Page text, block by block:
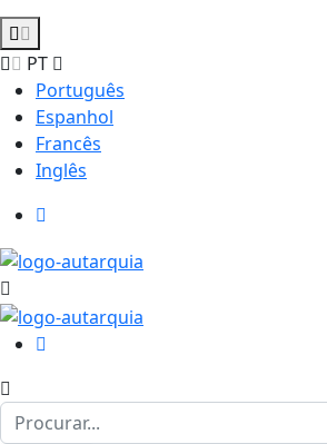
PT
Português
Espanhol
Francês
Inglês